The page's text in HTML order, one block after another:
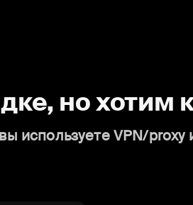
но хотим
используете VPN/